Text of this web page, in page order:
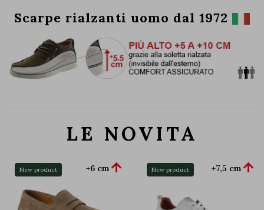
Scarpe rialzanti uomo dal 1972
LE NOVITA
New product +6 cm  New product +7,5 cm 